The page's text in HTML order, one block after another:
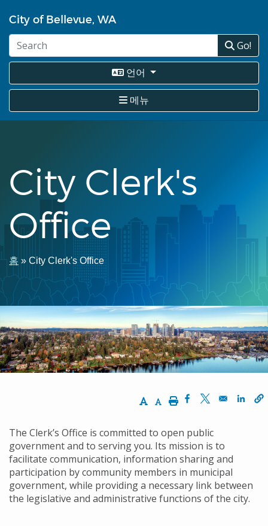
요
츠
건
뛰
City of Bellevue, WA
Go!
언어
메뉴
City Clerk's
Office
이
동
경
로
홈 City Clerk's Office
Increase Text Size
Decrease Text Size
PrintOpens in a new
Opens in a
The Clerk’s Office is committed to open public
government and to serving you. Its mission is to
facilitate communication, information sharing and
participation by community members in municipal
government, while providing a necessary link between
the legislative and administrative functions of the city.